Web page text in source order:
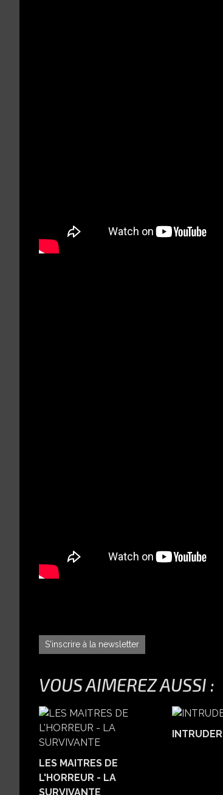
S'inscrire à la newsletter
VOUS AIMEREZ AUSSI :
LES MAITRES DE
L'HORREUR - LA
SURVIVANTE
INTRUDER